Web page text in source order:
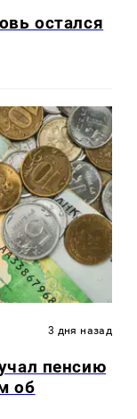
остался
3 дня назад
пенсию
об